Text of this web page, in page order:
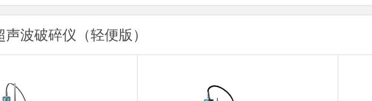
波破碎仪（轻便版）